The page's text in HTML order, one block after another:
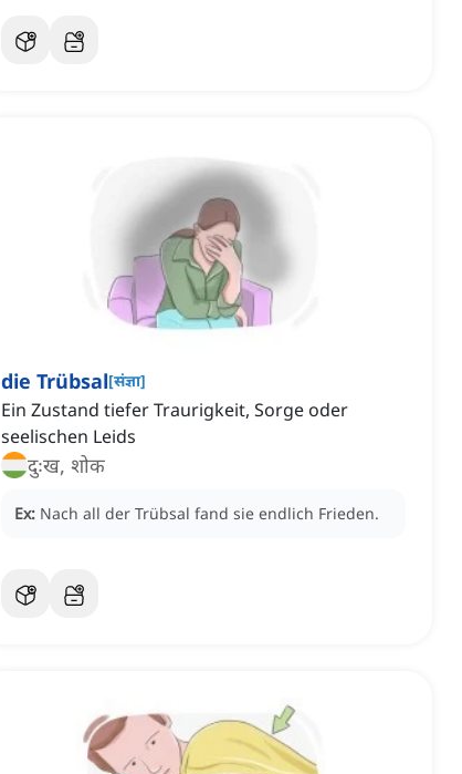
die Trübsal[संज्ञा]
Ein Zustand tiefer Traurigkeit, Sorge oder
seelischen Leids
दुःख, शोक
Ex: Nach all der Trübsal fand sie endlich Frieden.